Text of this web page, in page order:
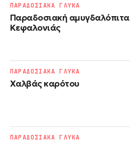
Παραδοσιακή αμυγδαλόπιτα
Κεφαλονιάς
ΠΑΡΑΔΟΣΙΑΚΑ ΓΛΥΚΑ
Χαλβάς καρότου
ΠΑΡΑΔΟΣΙΑΚΑ ΓΛΥΚΑ
ΠΑΡΑΔΟΣΙΑΚΑ ΓΛΥΚΑ